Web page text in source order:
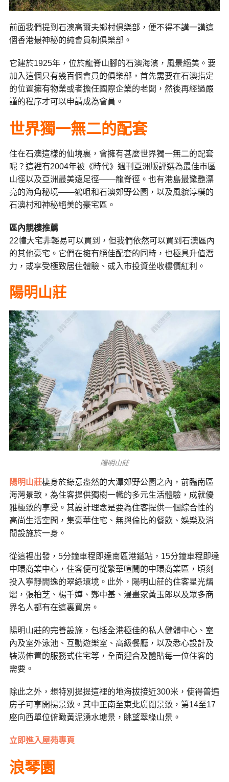
前面我們提到石澳高爾夫鄉村俱樂部，便不得不講一講這
個香港最神秘的純會員制俱樂部。
它建於1925年，位於龍脊山腳的石澳海濱，風景絕美。要
加入這個只有幾百個會員的俱樂部，首先需要在石澳指定
的位置擁有物業或者擔任國際企業的老闆，然後再經過嚴
謹的程序才可以申請成為會員。
世界獨一無二的配套
住在石澳這樣的仙境裏，會擁有甚麼世界獨一無二的配套
呢？這裡有2004年被《時代》週刊亞洲版評選為最佳市區
山徑以及亞洲最美遠足徑——龍脊徑。也有港島最驚艷漂
亮的海角秘境——鶴咀和石澳郊野公園，以及風貌淳樸的
石澳村和神秘絕美的豪宅區。
區內靚樓推薦
22幢大宅非輕易可以買到，但我們依然可以買到石澳區內
的其他豪宅。它們在擁有絕佳配套的同時，也極具升值潛
力，或享受極致居住體驗、或入市投資坐收樓價紅利。
陽明山莊
陽明山莊
陽明山莊棲身於綠意盎然的大潭郊野公園之內，前臨南區
海灣景致，為住客提供獨樹一幟的多元生活體驗，成就優
雅極致的享受。其設計理念是要為住客提供一個綜合性的
高尚生活空間，集豪華住宅、無與倫比的餐飲、娛樂及消
閒設施於一身。
從這裡出發，5分鐘車程即達南區港鐵站，15分鐘車程即達
中環商業中心，住客便可從繁華喧鬧的中環商業區，頃刻
投入寧靜閒逸的翠綠環境。此外，陽明山莊的住客星光熠
熠，張柏芝、楊千嬅、鄭中基、漫畫家黃玉郎以及眾多商
界名人都有在這裏買房。
陽明山莊的完善設施，包括全港極佳的私人健體中心、室
內及室外泳池、互動遊樂室、高級餐廳，以及悉心設計及
裝潢佈置的服務式住宅等，全面迎合及體貼每一位住客的
需要。
除此之外，想特別提提這裡的地海拔接近300米，使得普遍
房子可享開揚景致。其中正南至東北廣闊景致，第14至17
座向西單位俯瞰黃泥湧水塘景，眺望翠綠山景。
立即進入屋苑專頁
浪琴園